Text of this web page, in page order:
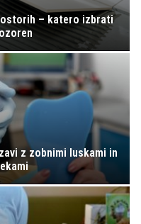
– katero izbrati
z zobnimi luskami in